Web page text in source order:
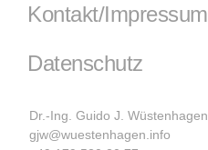
Kontakt/Impressum
Datenschutz
Dr.-Ing. Guido J. Wüstenhagen
gjw@wuestenhagen.info